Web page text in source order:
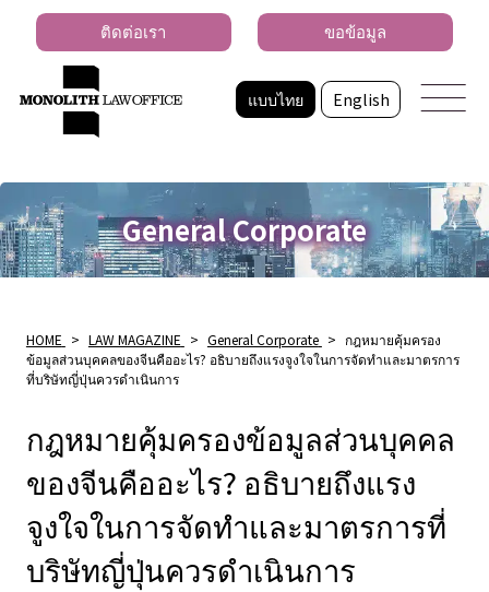
แบบไทย English
ติดต่อเรา ขอข้อมูล
General Corporate
HOME > LAW MAGAZINE > General Corporate > กฎหมายคุ้มครอง
ข้อมูลส่วนบุคคลของจีนคืออะไร? อธิบายถึงแรงจูงใจในการจัดทําและมาตรการ
ที่บริษัทญี่ปุ่นควรดําเนินการ
กฎหมายคุ้มครองข้อมูลส่วนบุคคล
ของจีนคืออะไร? อธิบายถึงแรง
จูงใจในการจัดทําและมาตรการที่
บริษัทญี่ปุ่นควรดําเนินการ